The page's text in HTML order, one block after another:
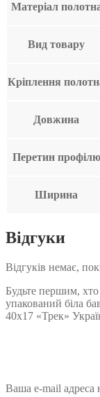
Матеріал
Вид товару
Кріплення
Довжина
Перетин профілю
Ширина
Відгуки
Відгуків немає,
Будьте першим,
упакований біла
40х17 «Трек»
Ваша e-mail адреса